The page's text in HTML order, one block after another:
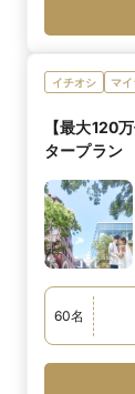
イチオシ マ
【最大120
タープラン
60名